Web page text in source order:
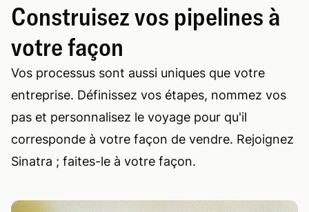
Construisez vos pipelines à
votre façon
Vos processus sont aussi uniques que votre
entreprise. Définissez vos étapes, nommez vos
pas et personnalisez le voyage pour qu'il
corresponde à votre façon de vendre. Rejoignez
Sinatra ; faites-le à votre façon.